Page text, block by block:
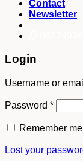
Contact
Newsletter
Login
Username or
Password *
Remember me
Lost your